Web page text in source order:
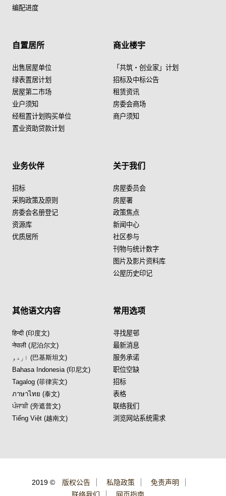
编配进度
自置居所
出售居屋单位
绿表置居计划
居屋第二市场
业户须知
经租置计划购买单位
置业资助贷款计划
商业楼宇
「共筑・创业家」计划
招标及中标公告
租赁资讯
房委会商场
商户须知
业务伙伴
招标
采购政策及原则
房委会名册登记
资源库
优质居所
关于我们
房屋委员会
房屋署
政策焦点
新闻中心
社区参与
刊物与统计数字
图片及影片资料库
公屋历史印记
其他语文内容
हिन्दी (印度文)
नेपाली (尼泊尔文)
اردو (巴基斯坦文)
Bahasa Indonesia (印尼文)
Tagalog (菲律宾文)
ภาษาไทย (泰文)
ਪੰਜਾਬੀ (旁遮普文)
Tiếng Việt (越南文)
常用选项
寻找屋邨
最新消息
服务承诺
职位空缺
招标
表格
联络我们
浏览网站系统需求
2019 © 版权公告 私隐政策
免责声明
联络我们
网页指南